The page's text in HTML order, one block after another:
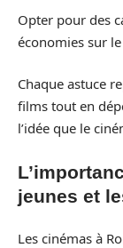
Opter pour des
économies sur
Chaque astuce
films tout en
l’idée que le
jeunes et
Les cinémas à